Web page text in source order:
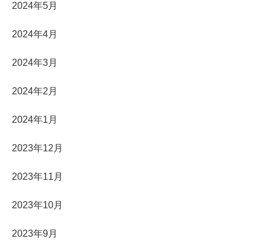
2024年5月
2024年4月
2024年3月
2024年2月
2024年1月
2023年12月
2023年11月
2023年10月
2023年9月